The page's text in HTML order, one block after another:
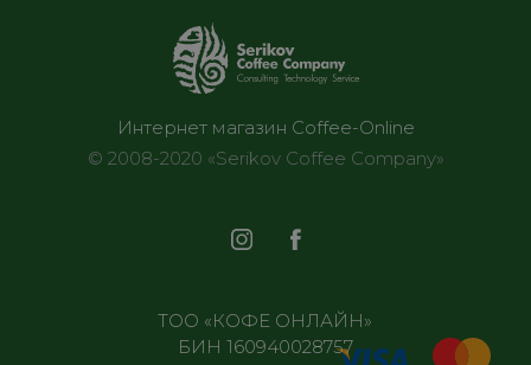
Интернет магазин Coffee-Online
© 2008-2020 «Serikov Coffee Company»
ТОО «КОФЕ ОНЛАЙН»
БИН 160940028757